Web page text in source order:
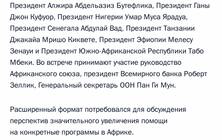
Президент Алжира Абдельазиз Бутефлика, Президент Ганы
Джон Куфуор, Президент Нигерии Умар Муса Ярадуа,
Президент Сенегала Абдулай Вад, Президент Танзании
Джакайа Мришо Киквете, Президент Эфиопии Мелесу
Зенауи и Президент Южно-Африканской Республики Табо
Мбеки. Во встрече принимают участие руководство
Африканского союза, президент Всемирного банка Роберт
Зеллик, Генеральный секретарь ООН Пан Ги Мун.
Расширенный формат потребовался для обсуждения
перспектив значительного увеличения помощи
на конкретные программы в Африке.